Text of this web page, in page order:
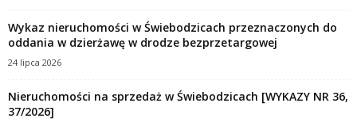
Wykaz nieruchomości w Świebodzicach przeznaczonych do
oddania w dzierżawę w drodze bezprzetargowej
24 lipca 2026
Nieruchomości na sprzedaż w Świebodzicach [WYKAZY NR 36,
37/2026]